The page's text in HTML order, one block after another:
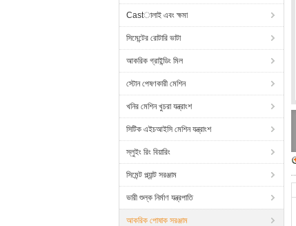
Castালাই এবং ক্ষমা
সিমেন্টের রোটারি ভাটা
আকরিক গ্রাইন্ডিং মিল
স্টোন পেষণকারী মেশিন
খনির মেশিন খুচরা যন্ত্রাংশ
সিটিক এইচআইসি মেশিন যন্ত্রাংশ
স্লুইং রিং বিয়ারিং
সিমেন্ট প্ল্যান্ট সরঞ্জাম
ভারী শুল্ক নির্মাণ যন্ত্রপাতি
আকরিক পোষাক সরঞ্জাম